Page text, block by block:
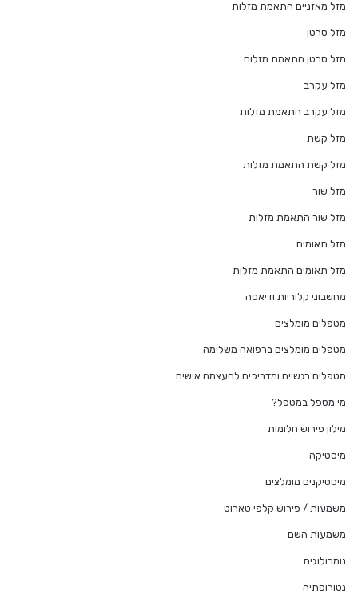
מזל מאזניים התאמת מזלות
מזל סרטן
מזל סרטן התאמת מזלות
מזל עקרב
מזל עקרב התאמת מזלות
מזל קשת
מזל קשת התאמת מזלות
מזל שור
מזל שור התאמת מזלות
מזל תאומים
מזל תאומים התאמת מזלות
מחשבוני קלוריות ודיאטה
מטפלים מומלצים
מטפלים מומלצים ברפואה משלימה
מטפלים רגשיים ומדריכים להעצמה אישית
מי מטפל במטפל?
מילון פירוש חלומות
מיסטיקה
מיסטיקנים מומלצים
משמעות / פירוש קלפי טארוט
משמעות השם
נומרולוגיה
נטורופתיה